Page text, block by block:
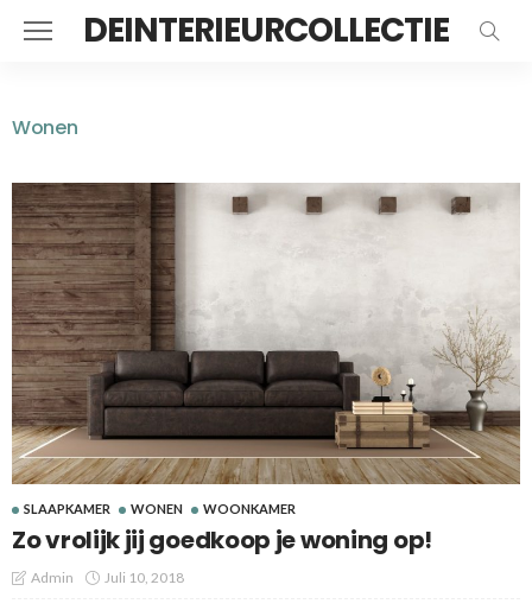
DEINTERIEURCOLLECTIE
Wonen
SLAAPKAMER WONEN WOONKAMER
Zo vrolijk jij goedkoop je woning op!
Admin Juli 10, 2018